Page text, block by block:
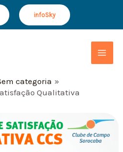
infoSky
categoria
Qualitativa